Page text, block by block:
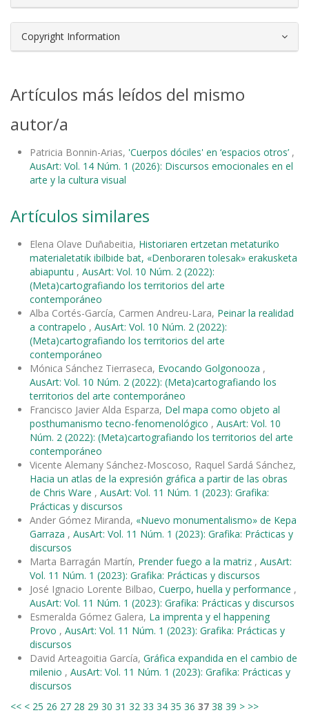
Copyright Information
Artículos más leídos del mismo
autor/a
Patricia Bonnin-Arias, 'Cuerpos dóciles' en ‘espacios otros’ ,
AusArt: Vol. 14 Núm. 1 (2026): Discursos emocionales en el
arte y la cultura visual
Artículos similares
Elena Olave Duñabeitia, Historiaren ertzetan metaturiko
materialetatik ibilbide bat, «Denboraren tolesak» erakusketa
abiapuntu , AusArt: Vol. 10 Núm. 2 (2022):
(Meta)cartografiando los territorios del arte
contemporáneo
Alba Cortés-García, Carmen Andreu-Lara, Peinar la realidad
a contrapelo , AusArt: Vol. 10 Núm. 2 (2022):
(Meta)cartografiando los territorios del arte
contemporáneo
Mónica Sánchez Tierraseca, Evocando Golgonooza ,
AusArt: Vol. 10 Núm. 2 (2022): (Meta)cartografiando los
territorios del arte contemporáneo
Francisco Javier Alda Esparza, Del mapa como objeto al
posthumanismo tecno-fenomenológico , AusArt: Vol. 10
Núm. 2 (2022): (Meta)cartografiando los territorios del arte
contemporáneo
Vicente Alemany Sánchez-Moscoso, Raquel Sardá Sánchez,
Hacia un atlas de la expresión gráfica a partir de las obras
de Chris Ware , AusArt: Vol. 11 Núm. 1 (2023): Grafika:
Prácticas y discursos
Ander Gómez Miranda, «Nuevo monumentalismo» de Kepa
Garraza , AusArt: Vol. 11 Núm. 1 (2023): Grafika: Prácticas y
discursos
Marta Barragán Martín, Prender fuego a la matriz , AusArt:
Vol. 11 Núm. 1 (2023): Grafika: Prácticas y discursos
José Ignacio Lorente Bilbao, Cuerpo, huella y performance ,
AusArt: Vol. 11 Núm. 1 (2023): Grafika: Prácticas y discursos
Esmeralda Gómez Galera, La imprenta y el happening
Provo , AusArt: Vol. 11 Núm. 1 (2023): Grafika: Prácticas y
discursos
David Arteagoitia García, Gráfica expandida en el cambio de
milenio , AusArt: Vol. 11 Núm. 1 (2023): Grafika: Prácticas y
discursos
<< < 25 26 27 28 29 30 31 32 33 34 35 36 37 38 39 > >>